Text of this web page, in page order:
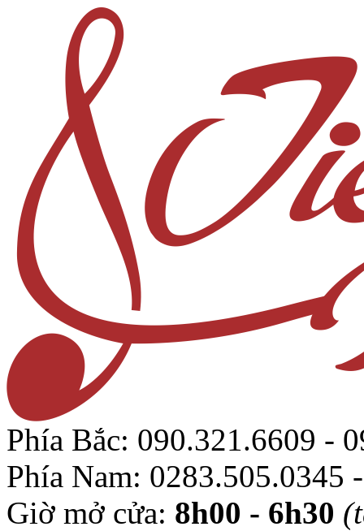
Phía Bắc: 090.321.6609 -
Phía Nam: 0283.505.0345
Giờ mở cửa: 8h00 - 6h30